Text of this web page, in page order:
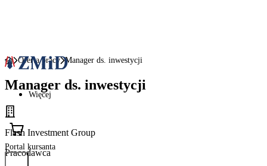
Więcej
Portal kursanta
Oferta pracy Manager ds. inwestycji
Manager ds. inwestycji
Flash Investment Group
Pracodawca